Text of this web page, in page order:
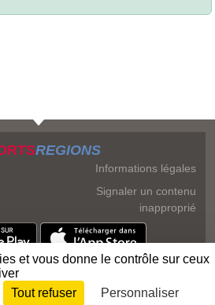
REGIONS
Informations légales
Signaler un contenu
inapproprié
Connexion
et vous donne le contrôle sur ceux
Tout refuser Personnaliser